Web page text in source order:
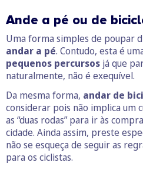
Ande a pé ou de
Uma forma simples de poupar
andar a pé. Contudo, esta é
pequenos percursos já que
naturalmente, não é exequível.
Da mesma forma, andar de
considerar pois não implica um
as “duas rodas” para ir às
cidade. Ainda assim, preste
não se esqueça de seguir as
para os ciclistas.